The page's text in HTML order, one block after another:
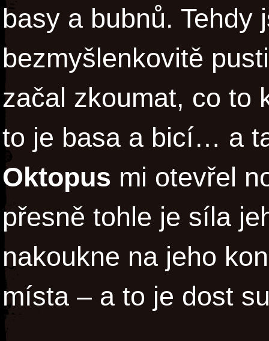
basy a bubnů. Tehdy
bezmyšlenkovitě
začal zkoumat, co to
to je basa a bicí… a
Oktopus mi otevřel
přesně tohle je síla
nakoukne na jeho
místa – a to je dost